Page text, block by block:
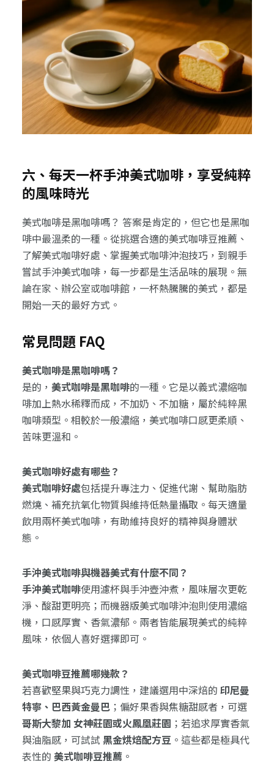
六、每天一杯手沖美式咖啡，享受純粹
的風味時光
美式咖啡是黑咖啡嗎？ 答案是肯定的，但它也是黑咖
啡中最溫柔的一種。從挑選合適的美式咖啡豆推薦、
了解美式咖啡好處、掌握美式咖啡沖泡技巧，到親手
嘗試手沖美式咖啡，每一步都是生活品味的展現。無
論在家、辦公室或咖啡館，一杯熱騰騰的美式，都是
開始一天的最好方式。
常見問題 FAQ
美式咖啡是黑咖啡嗎？
是的， 美式咖啡是黑咖啡的一種。它是以義式濃縮咖
啡加上熱水稀釋而成，不加奶、不加糖，屬於純粹黑
咖啡類型。相較於一般濃縮，美式咖啡口感更柔順、
苦味更溫和。
美式咖啡好處有哪些？
美式咖啡好處包括提升專注力、促進代謝、幫助脂肪
燃燒、補充抗氧化物質與維持低熱量攝取。每天適量
飲用兩杯美式咖啡，有助維持良好的精神與身體狀
態。
手沖美式咖啡與機器美式有什麼不同？
手沖美式咖啡使用濾杯與手沖壺沖煮，風味層次更乾
淨、酸甜更明亮；而機器版美式咖啡沖泡則使用濃縮
機，口感厚實、香氣濃郁。兩者皆能展現美式的純粹
風味，依個人喜好選擇即可。
美式咖啡豆推薦哪幾款？
若喜歡堅果與巧克力調性，建議選用中深焙的 印尼曼
特寧、巴西黃金曼巴；偏好果香與焦糖甜感者，可選
哥斯大黎加 女神莊園或火鳳凰莊園 ；若追求厚實香氣
與油脂感，可試試 黑金烘焙配方豆。這些都是極具代
表性的 美式咖啡豆推薦。